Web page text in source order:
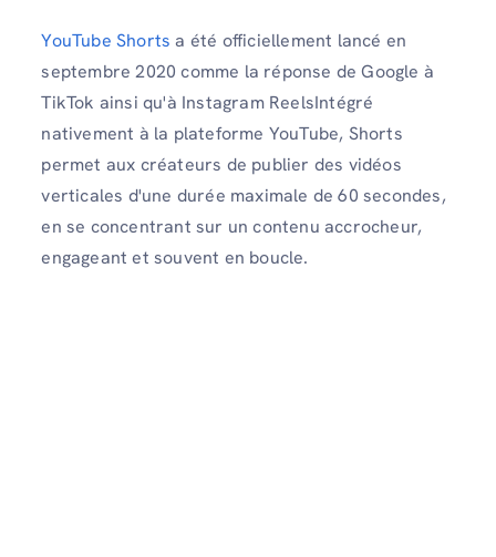
YouTube Shorts a été officiellement lancé en
septembre 2020 comme la réponse de Google à
TikTok ainsi qu'à Instagram ReelsIntégré
nativement à la plateforme YouTube, Shorts
permet aux créateurs de publier des vidéos
verticales d'une durée maximale de 60 secondes,
en se concentrant sur un contenu accrocheur,
engageant et souvent en boucle.